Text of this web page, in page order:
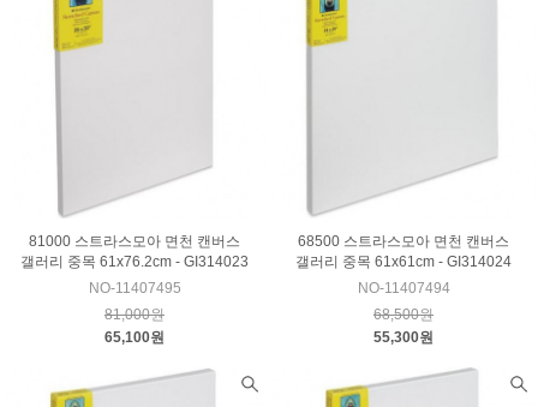
81000 스트라스모아 면천 캔버스
갤러리 중목 61x76.2cm - GI314023
NO-11407495
81,000원
65,100원
68500 스트라스모아 면천 캔버스
갤러리 중목 61x61cm - GI314024
NO-11407494
68,500원
55,300원